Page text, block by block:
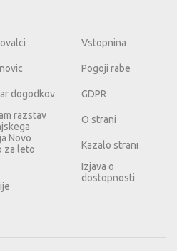
dogodkov
razstav
Novo
za leto
Vstopnina
Pogoji rabe
GDPR
O strani
Kazalo strani
Izjava o
dostopnosti